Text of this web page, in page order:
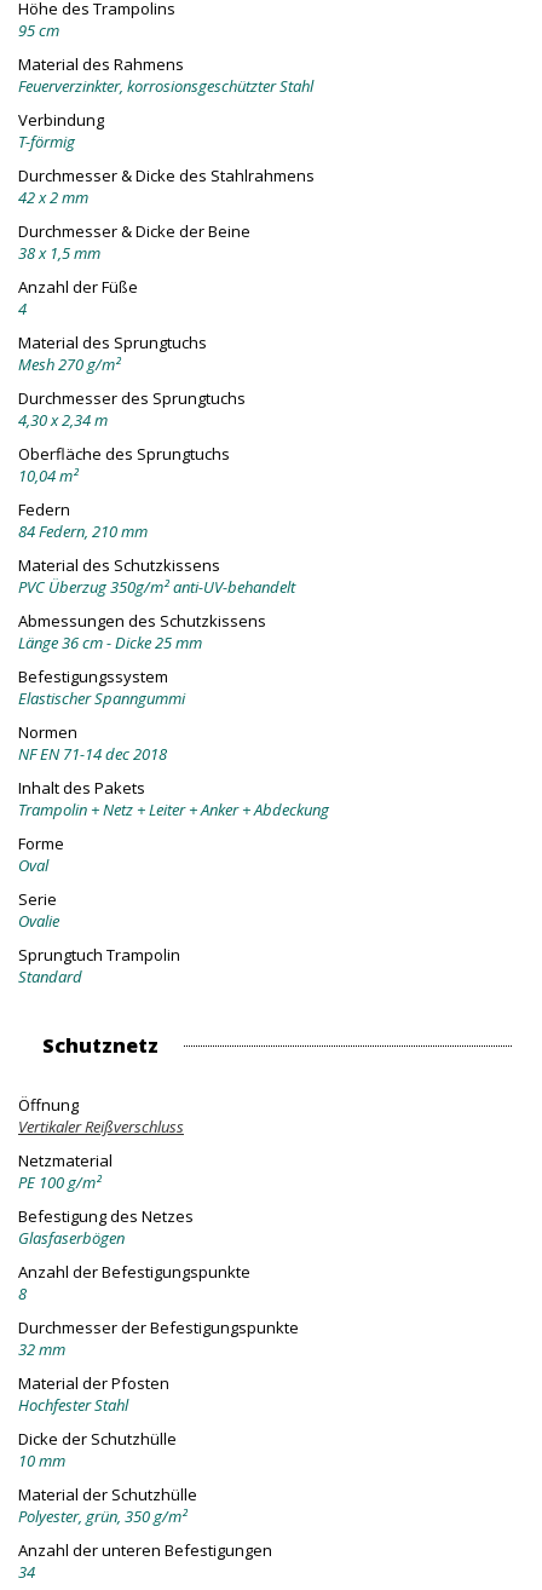
Höhe des Trampolins
95 cm
Material des Rahmens
Feuerverzinkter, korrosionsgeschützter Stahl
Verbindung
T-förmig
Durchmesser & Dicke des Stahlrahmens
42 x 2 mm
Durchmesser & Dicke der Beine
38 x 1,5 mm
Anzahl der Füße
4
Material des Sprungtuchs
Mesh 270 g/m²
Durchmesser des Sprungtuchs
4,30 x 2,34 m
Oberfläche des Sprungtuchs
10,04 m²
Federn
84 Federn, 210 mm
Material des Schutzkissens
PVC Überzug 350g/m² anti-UV-behandelt
Abmessungen des Schutzkissens
Länge 36 cm - Dicke 25 mm
Befestigungssystem
Elastischer Spanngummi
Normen
NF EN 71-14 dec 2018
Inhalt des Pakets
Trampolin + Netz + Leiter + Anker + Abdeckung
Forme
Oval
Serie
Ovalie
Sprungtuch Trampolin
Standard
Schutznetz
Öffnung
Vertikaler Reißverschluss
Netzmaterial
PE 100 g/m²
Befestigung des Netzes
Glasfaserbögen
Anzahl der Befestigungspunkte
8
Durchmesser der Befestigungspunkte
32 mm
Material der Pfosten
Hochfester Stahl
Dicke der Schutzhülle
10 mm
Material der Schutzhülle
Polyester, grün, 350 g/m²
Anzahl der unteren Befestigungen
34